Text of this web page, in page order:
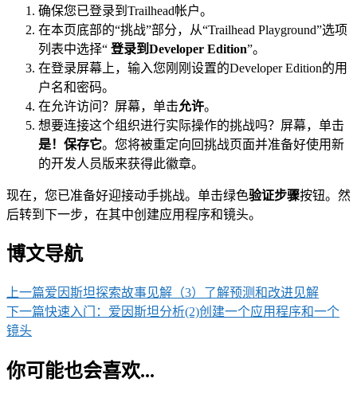
确保您已登录到Trailhead帐户。
在本页底部的“挑战”部分，从“Trailhead Playground”选项
列表中选择“ 登录到Developer Edition”。
在登录屏幕上，输入您刚刚设置的Developer Edition的用
户名和密码。
在允许访问？屏幕，单击允许。
想要连接这个组织进行实际操作的挑战吗？屏幕，单击
是！保存它。您将被重定向回挑战页面并准备好使用新
的开发人员版来获得此徽章。
现在，您已准备好迎接动手挑战。单击绿色验证步骤按钮。然
后转到下一步，在其中创建应用程序和镜头。
博文导航
上一篇爱因斯坦探索故事见解（3）了解预测和改进见解
下一篇快速入门：爱因斯坦分析(2)创建一个应用程序和一个
镜头
你可能也会喜欢...